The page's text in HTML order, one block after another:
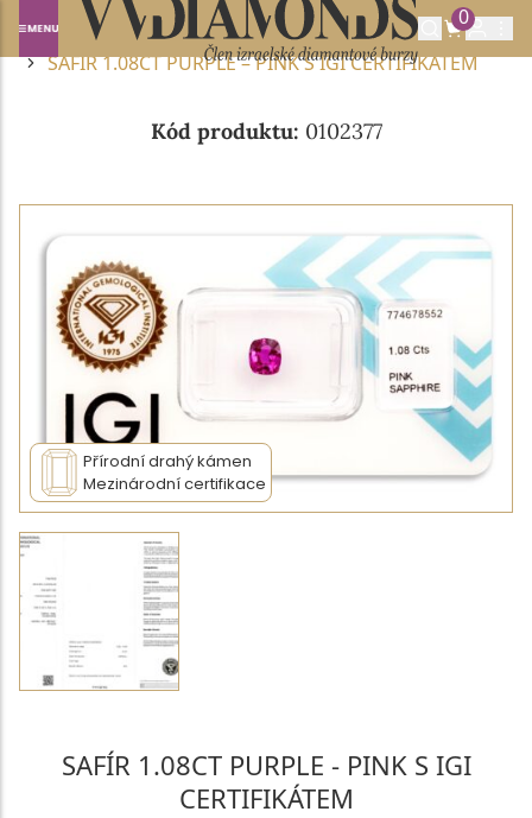
0
Domů DRAHOKAMY A POLODRAHOKAMY
SAFÍR
SAFÍR 1.08CT PURPLE – PINK S IGI CERTIFIKÁTEM
Kód produktu: 0102377
Přírodní drahý kámen
Mezinárodní certifikace
SAFÍR 1.08CT PURPLE - PINK S IGI
CERTIFIKÁTEM